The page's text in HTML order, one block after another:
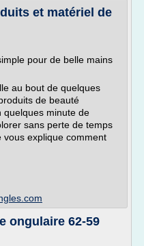
et matériel de
pour de belle mains
au bout de quelques
de beauté
quelques minute de
sans perte de temps
explique comment
ongulaire 62-59